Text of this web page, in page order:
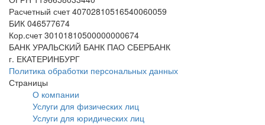
Расчетный счет 40702810516540060059
БИК 046577674
Кор.счет 30101810500000000674
БАНК УРАЛЬСКИЙ БАНК ПАО СБЕРБАНК
г. ЕКАТЕРИНБУРГ
Политика обработки персональных данных
Страницы
О компании
Услуги для физических лиц
Услуги для юридических лиц